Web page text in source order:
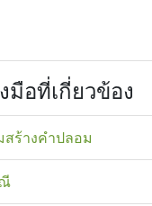
มือที่เกี่ยวข้อง
สร้างคำปลอม